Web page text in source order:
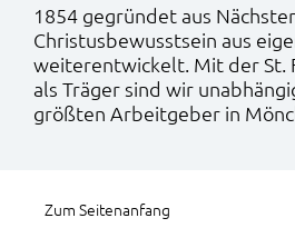
1854 gegründet aus
Christusbewusstsein aus
weiterentwickelt. Mit der St.
als Träger sind wir
größten Arbeitgeber in
Zum Seitenanfang